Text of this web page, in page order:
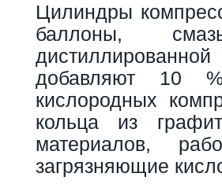
Цилиндры
баллоны,
добавляют 10
кислородных
кольца из
материалов,
загрязняющие